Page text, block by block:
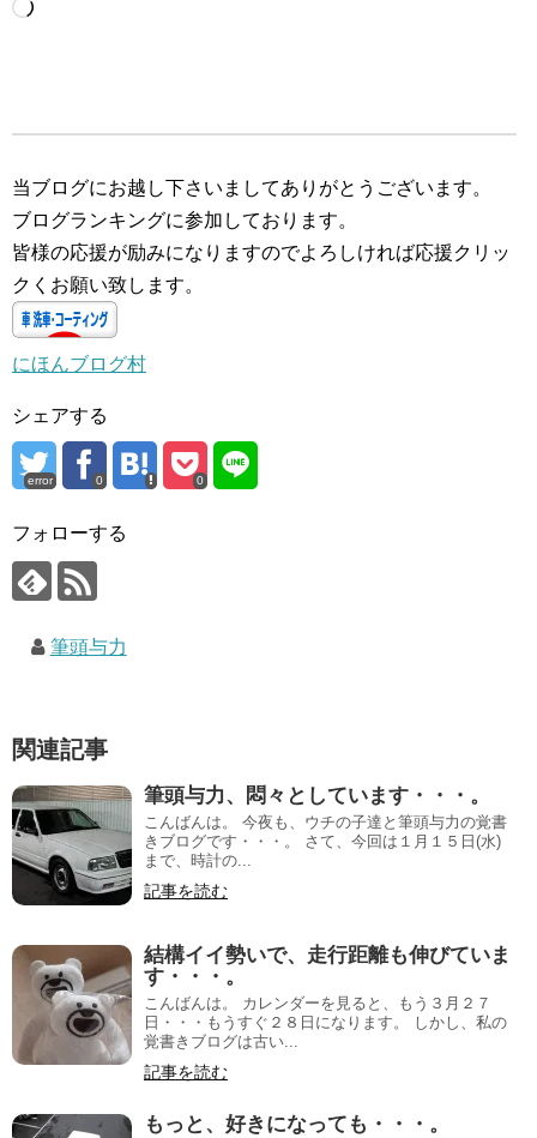
読
中…
当ブログにお越し下さいましてありがとうございます。
ブログランキングに参加しております。
皆様の応援が励みになりますのでよろしければ応援クリッ
クくお願い致します。
にほんブログ村
シェアする
error 0 0
フォローする
筆頭与力
関連記事
筆頭与力、悶々としています・・・。
こんばんは。 今夜も、ウチの子達と筆頭与力の覚書
きブログです・・・。 さて、今回は１月１５日(水)
まで、時計の...
記事を読む
結構イイ勢いで、走行距離も伸びていま
す・・・。
こんばんは。 カレンダーを見ると、もう３月２７
日・・・もうすぐ２８日になります。 しかし、私の
覚書きブログは古い...
記事を読む
もっと、好きになっても・・・。